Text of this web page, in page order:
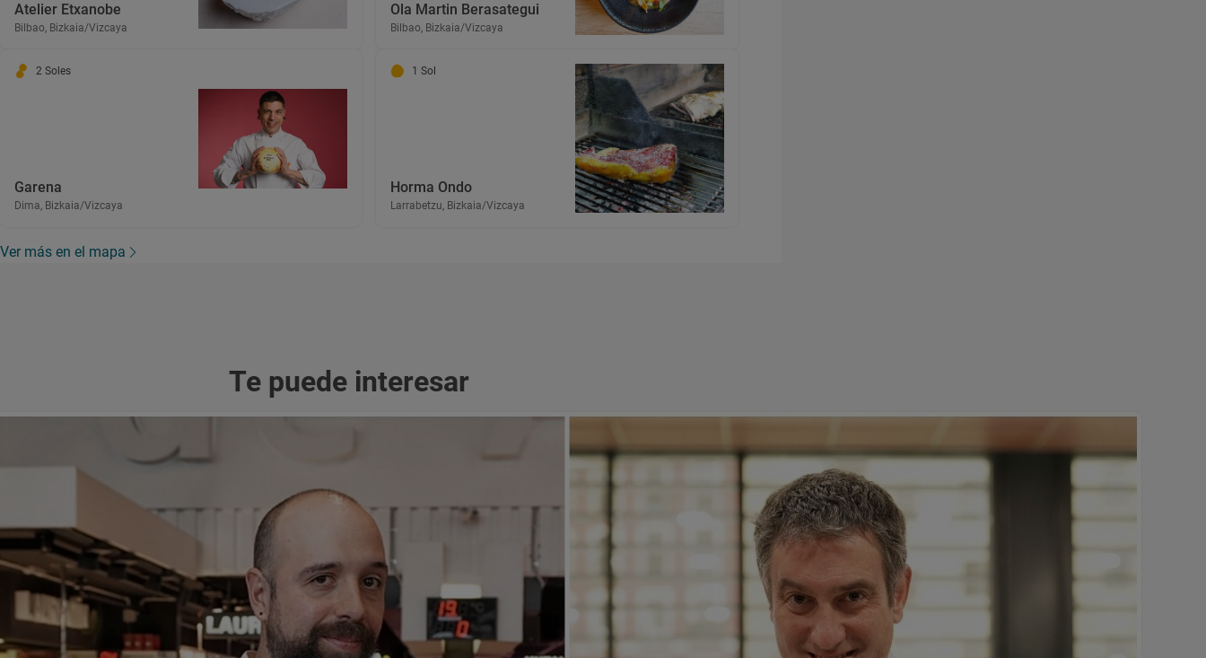
Atelier Etxanobe
Bilbao, Bizkaia/Vizcaya
Ola Martin Berasategui
Bilbao, Bizkaia/Vizcaya
2 Soles
Garena
Dima, Bizkaia/Vizcaya
1 Sol
Horma Ondo
Larrabetzu, Bizkaia/Vizcaya
Ver más en el mapa
Te puede interesar